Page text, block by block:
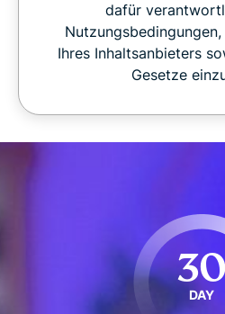
dafür
Ihres Inhaltsanbieters
Gesetze
30
DAY